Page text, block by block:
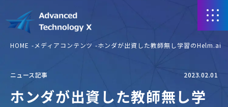
HOME メディアコンテンツ ホンダが出資した教師無し学習のHelm.ai
ニュース記事 2023.02.01
ホンダが出資した教師無し学